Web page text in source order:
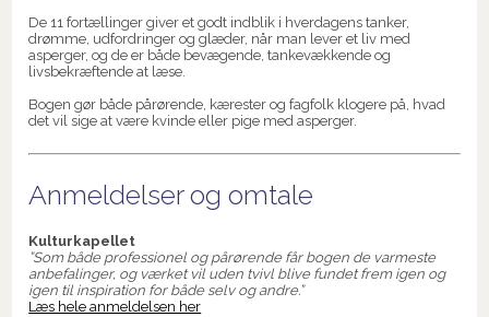
De 11 fortællinger giver et godt indblik i hverdagens tanker,
drømme, udfordringer og glæder, når man lever et liv med
asperger, og de er både bevægende, tankevækkende og
livsbekræftende at læse.
Bogen gør både pårørende, kærester og fagfolk klogere på, hvad
det vil sige at være kvinde eller pige med asperger.
Anmeldelser og omtale
Kulturkapellet
”Som både professionel og pårørende får bogen de varmeste
anbefalinger, og værket vil uden tvivl blive fundet frem igen og
igen til inspiration for både selv og andre.”
Læs hele anmeldelsen her